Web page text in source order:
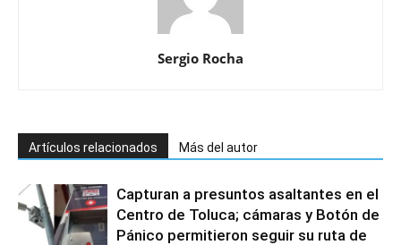
Sergio Rocha
Artículos relacionados Más del autor
Capturan a presuntos asaltantes en el
Centro de Toluca; cámaras y Botón de
Pánico permitieron seguir su ruta de